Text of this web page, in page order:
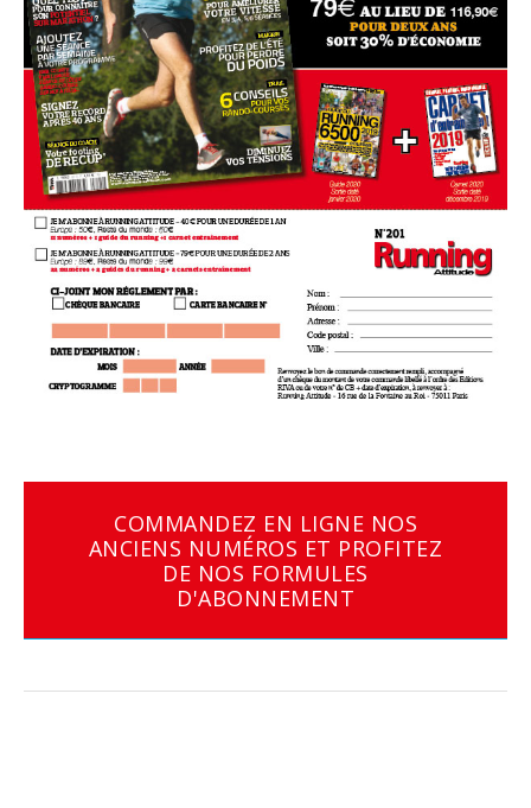
COMMANDEZ EN LIGNE NOS
ANCIENS NUMÉROS ET PROFITEZ
DE NOS FORMULES
D'ABONNEMENT